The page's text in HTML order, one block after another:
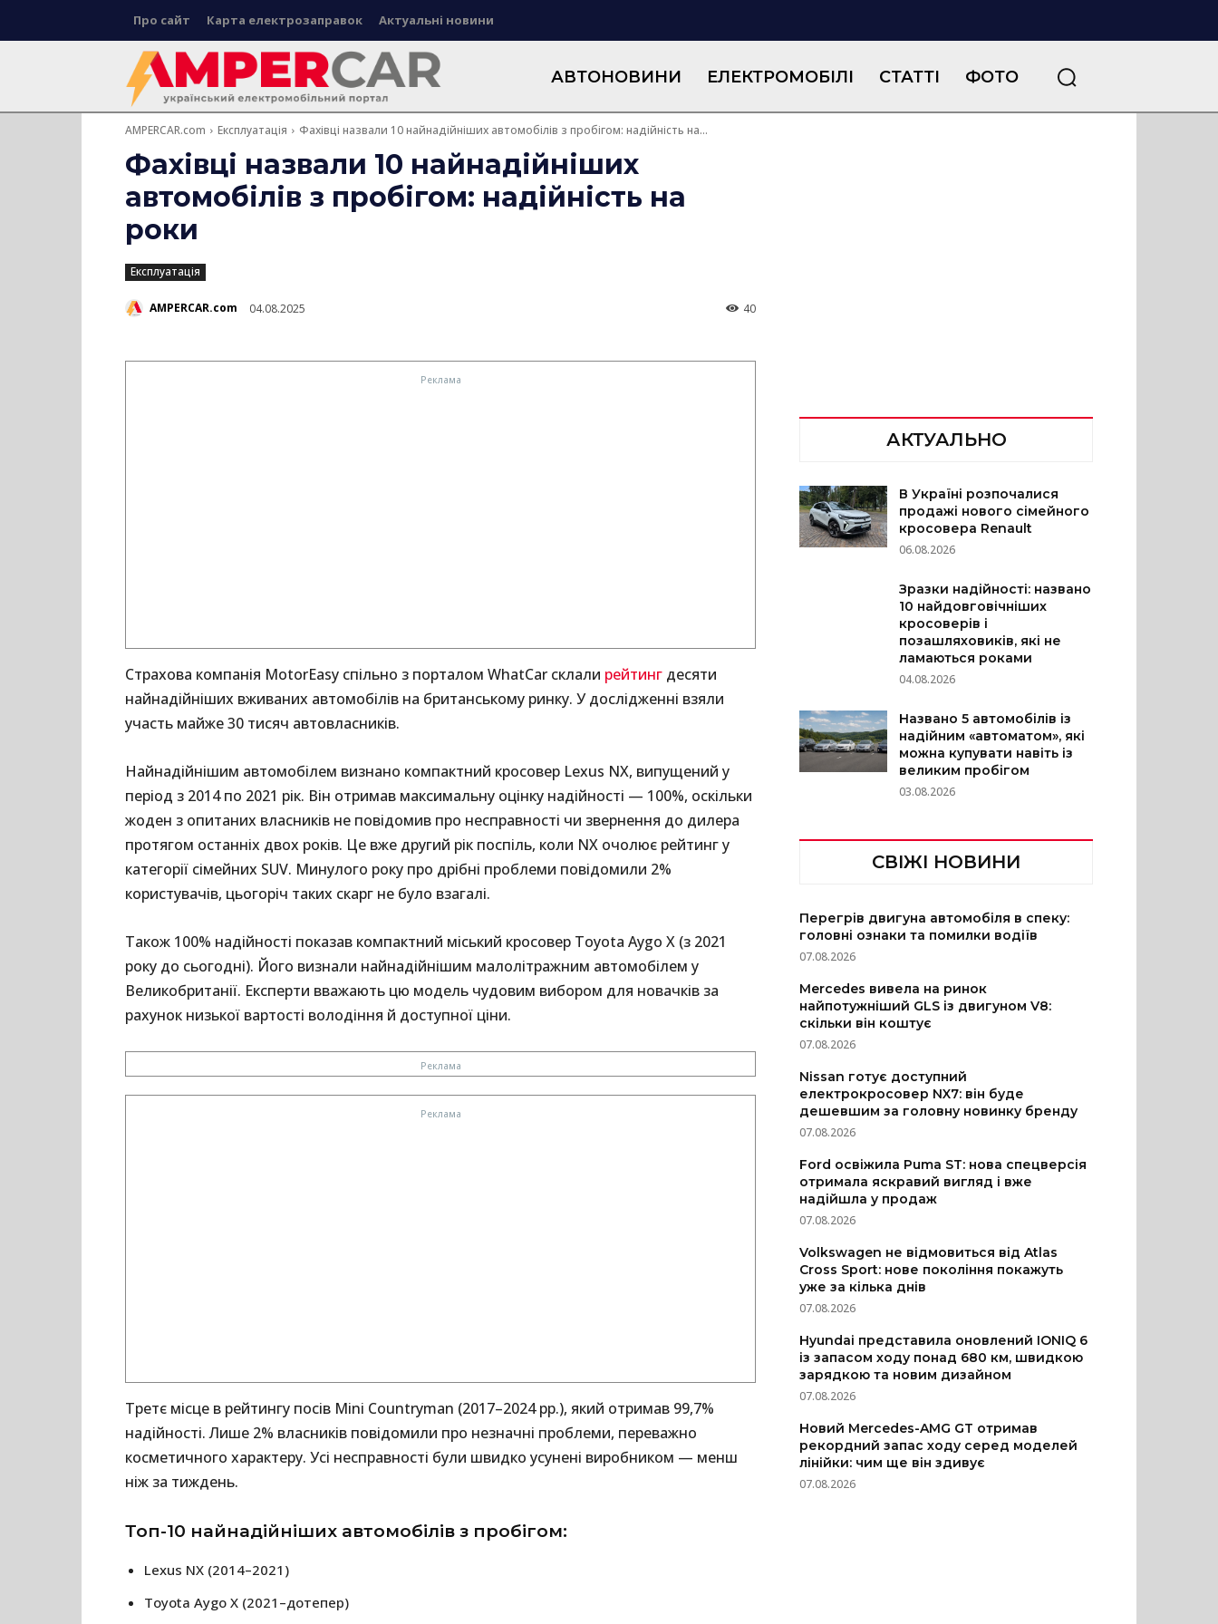
Про сайт Карта електрозаправок Актуальні новини
АВТОНОВИНИ ЕЛЕКТРОМОБІЛІ СТАТТІ ФОТО
AMPERCAR.com Експлуатація Фахівці назвали 10 найнадійніших автомобілів з пробігом: надійність на...
Фахівці назвали 10 найнадійніших
автомобілів з пробігом: надійність на
роки
Експлуатація
AMPERCAR.com 04.08.2025 40
Страхова компанія MotorEasy спільно з порталом WhatCar склали рейтинг десяти
найнадійніших вживаних автомобілів на британському ринку. У дослідженні взяли
участь майже 30 тисяч автовласників.
Найнадійнішим автомобілем визнано компактний кросовер Lexus NX, випущений у
період з 2014 по 2021 рік. Він отримав максимальну оцінку надійності — 100%, оскільки
жоден з опитаних власників не повідомив про несправності чи звернення до дилера
протягом останніх двох років. Це вже другий рік поспіль, коли NX очолює рейтинг у
категорії сімейних SUV. Минулого року про дрібні проблеми повідомили 2%
користувачів, цьогоріч таких скарг не було взагалі.
Також 100% надійності показав компактний міський кросовер Toyota Aygo X (з 2021
року до сьогодні). Його визнали найнадійнішим малолітражним автомобілем у
Великобританії. Експерти вважають цю модель чудовим вибором для новачків за
рахунок низької вартості володіння й доступної ціни.
Третє місце в рейтингу посів Mini Countryman (2017–2024 рр.), який отримав 99,7%
надійності. Лише 2% власників повідомили про незначні проблеми, переважно
косметичного характеру. Усі несправності були швидко усунені виробником — менш
ніж за тиждень.
Топ-10 найнадійніших автомобілів з пробігом:
Lexus NX (2014–2021)
Toyota Aygo X (2021–дотепер)
АКТУАЛЬНО
В Україні розпочалися
продажі нового сімейного
кросовера Renault
06.08.2026
Зразки надійності: названо
10 найдовговічніших
кросоверів і
позашляховиків, які не
ламаються роками
04.08.2026
Названо 5 автомобілів із
надійним «автоматом», які
можна купувати навіть із
великим пробігом
03.08.2026
СВІЖІ НОВИНИ
Перегрів двигуна автомобіля в спеку:
головні ознаки та помилки водіїв
07.08.2026
Mercedes вивела на ринок
найпотужніший GLS із двигуном V8:
скільки він коштує
07.08.2026
Nissan готує доступний
електрокросовер NX7: він буде
дешевшим за головну новинку бренду
07.08.2026
Ford освіжила Puma ST: нова спецверсія
отримала яскравий вигляд і вже
надійшла у продаж
07.08.2026
Volkswagen не відмовиться від Atlas
Cross Sport: нове покоління покажуть
уже за кілька днів
07.08.2026
Hyundai представила оновлений IONIQ 6
із запасом ходу понад 680 км, швидкою
зарядкою та новим дизайном
07.08.2026
Новий Mercedes-AMG GT отримав
рекордний запас ходу серед моделей
лінійки: чим ще він здивує
07.08.2026